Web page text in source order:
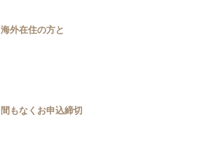
海外在住の方と
間もなくお申込締切